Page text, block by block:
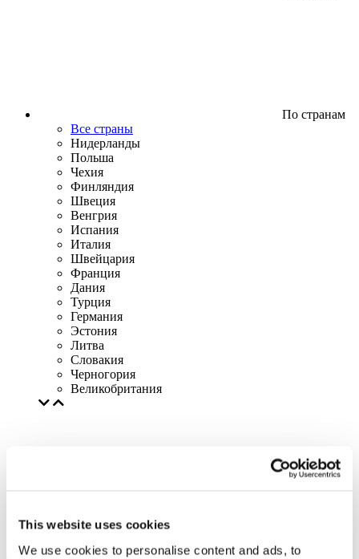
This website uses cookies
We use cookies to personalise content and ads, to
По странам
Все страны
Нидерланды
Польша
Чехия
Финляндия
Швеция
Венгрия
Испания
Италия
Швейцария
Франция
Дания
Турция
Германия
Эстония
Литва
Словакия
Черногория
Великобритания